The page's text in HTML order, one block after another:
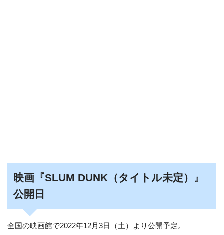
映画『SLUM DUNK（タイトル未定）』
公開日
全国の映画館で2022年12月3日（土）より公開予定。